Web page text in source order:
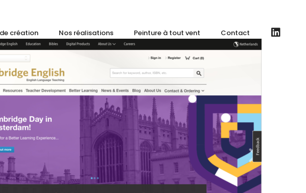
création Nos réalisations Peinture à tout vent Contact